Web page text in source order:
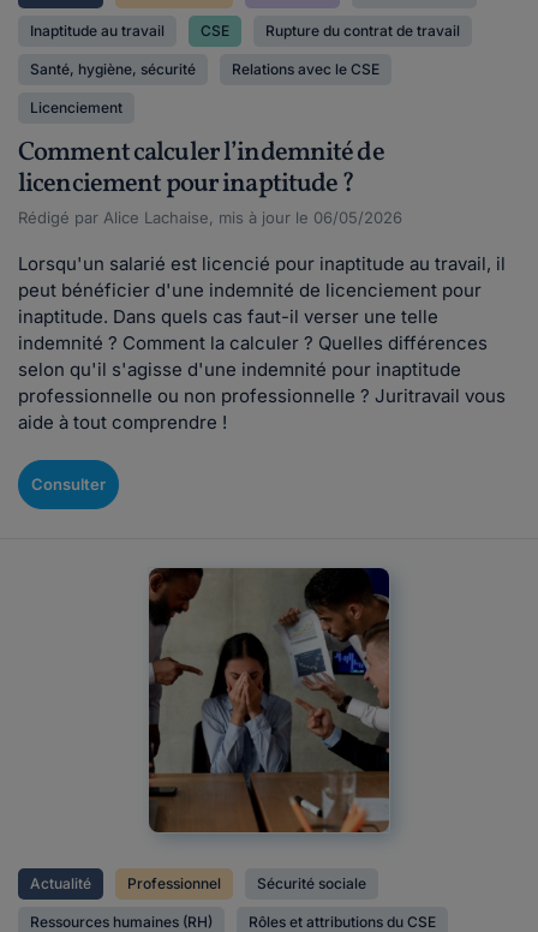
Inaptitude au travail CSE Rupture du contrat de travail
Santé, hygiène, sécurité Relations avec le CSE
Licenciement
Comment calculer l’indemnité de
licenciement pour inaptitude ?
Rédigé par Alice Lachaise, mis à jour le 06/05/2026
Lorsqu'un salarié est licencié pour inaptitude au travail, il
peut bénéficier d'une indemnité de licenciement pour
inaptitude. Dans quels cas faut-il verser une telle
indemnité ? Comment la calculer ? Quelles différences
selon qu'il s'agisse d'une indemnité pour inaptitude
professionnelle ou non professionnelle ? Juritravail vous
aide à tout comprendre !
Consulter
Actualité Professionnel Sécurité sociale
Ressources humaines (RH) Rôles et attributions du CSE